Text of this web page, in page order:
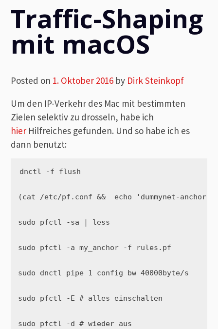
Traffic-Shaping
mit macOS
Posted on 1. Oktober 2016 by Dirk Steinkopf
Um den IP-Verkehr des Mac mit bestimmten
Zielen selektiv zu drosseln, habe ich
hier Hilfreiches gefunden. Und so habe ich es
dann benutzt:
dnctl -f flush
(cat /etc/pf.conf &&  echo 'dummynet-
sudo pfctl -sa | less
sudo pfctl -a my_anchor -f rules.pf
sudo dnctl pipe 1 config bw 40000byte/s
sudo pfctl -E # alles einschalten
sudo pfctl -d # wieder aus